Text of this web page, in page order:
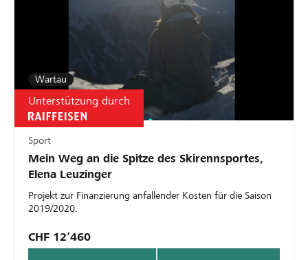
Wartau
Unterstützung durch
Sport
Mein Weg an die Spitze des Skirennsportes,
Elena Leuzinger
Projekt zur Finanzierung anfallender Kosten für die Saison
2019/2020.
CHF 12’460